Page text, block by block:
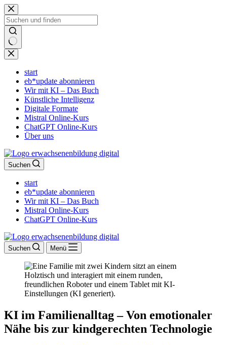
Zum
Inhalt
springen
Keine
Ergebnisse
start
eb*update abonnieren
Wir mit KI – Das Buch
Künstliche Intelligenz
Digitale Formate
Mistral Online-Kurs
ChatGPT Online-Kurs
Über uns
Suchen
start
eb*update abonnieren
Wir mit KI – Das Buch
Mistral Online-Kurs
ChatGPT Online-Kurs
Suchen Menü
KI im Familienalltag – Von emotionaler
Nähe bis zur kindgerechten Technologie